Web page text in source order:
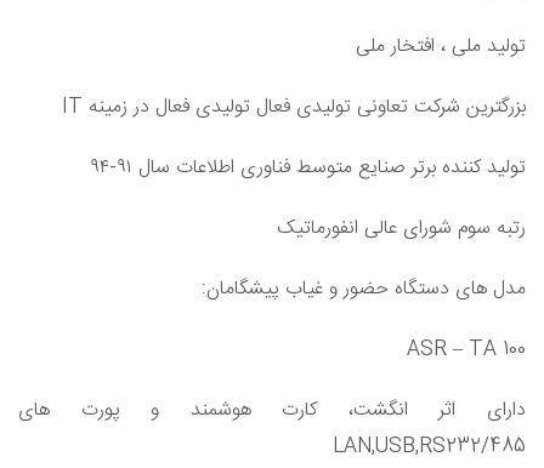
تولید ملی ، افتخار ملی
بزرگترین شرکت تعاونی تولیدی فعال تولیدی فعال در زمینه IT
تولید کننده برتر صنایع متوسط فناوری اطلاعات سال ۹۱-۹۴
رتبه سوم شورای عالی انفورماتیک
مدل های دستگاه حضور و غیاب پیشگامان:
ASR – TA 100
دارای اثر انگشت، کارت هوشمند و پورت های
LAN,USB,RS232/485